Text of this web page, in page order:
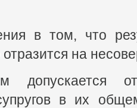
в том, что
отразится на
допускается
в их